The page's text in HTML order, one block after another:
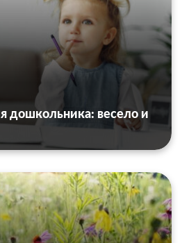
дошкольника: весело и